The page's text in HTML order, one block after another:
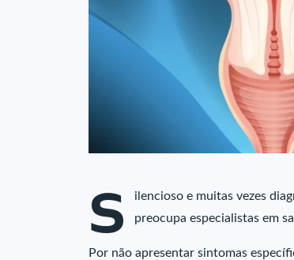
S
ilencioso e muitas vezes
preocupa especialistas em
Por não apresentar sintomas